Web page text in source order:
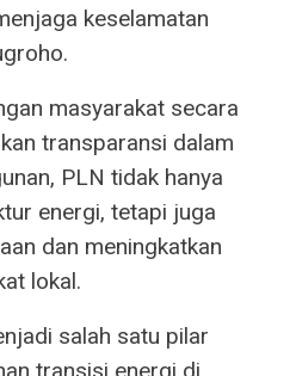
keselamatan
masyarakat secara
transparansi dalam
PLN tidak hanya
energi, tetapi juga
dan meningkatkan
lokal.
salah satu pilar
transisi energi di